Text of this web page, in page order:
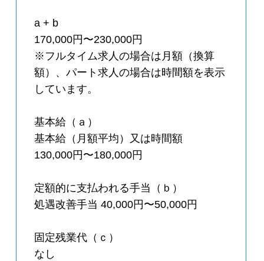
a + b
170,000円〜230,000円
※フルタイム求人の場合は月額（換算
額）、パート求人の場合は時間額を表示
しています。
基本給（ａ）
基本給（月額平均）又は時間額
130,000円〜180,000円
定額的に支払われる手当（ｂ）
処遇改善手当 40,000円〜50,000円
固定残業代（ｃ）
なし